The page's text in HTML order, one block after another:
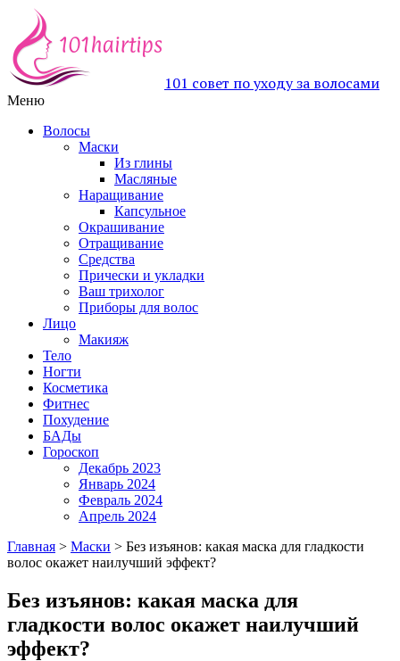
101 совет по уходу за волосами
Меню
Волосы
Маски
Из глины
Масляные
Наращивание
Капсульное
Окрашивание
Отращивание
Средства
Прически и укладки
Ваш трихолог
Приборы для волос
Лицо
Макияж
Тело
Ногти
Косметика
Фитнес
Похудение
БАДы
Гороскоп
Декабрь 2023
Январь 2024
Февраль 2024
Апрель 2024
Главная > Маски > Без изъянов: какая маска для гладкости
волос окажет наилучший эффект?
Без изъянов: какая маска для
гладкости волос окажет наилучший
эффект?